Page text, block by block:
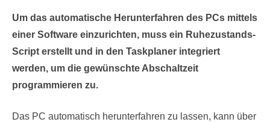
Um das automatische Herunterfahren des PCs mittels
einer Software einzurichten, muss ein Ruhezustands-
Script erstellt und in den Taskplaner integriert
werden, um die gewünschte Abschaltzeit
programmieren zu.
Das PC automatisch herunterfahren zu lassen, kann über